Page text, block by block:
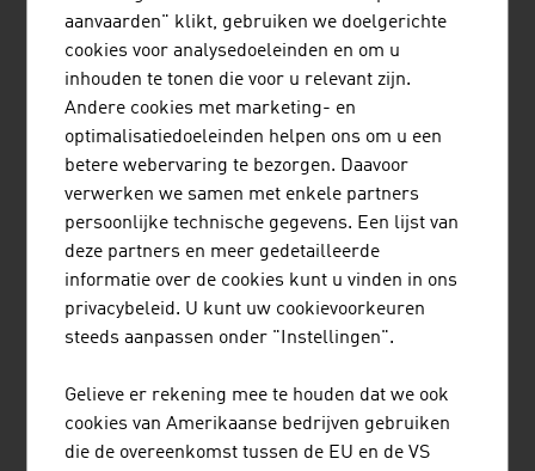
Bron: innovatieve energietechnologieën in Oostenrijk.
Marktontwikkeling 2024. Federaal Ministerie voor
Innovatie, Mobiliteit en Infrastructuur
Branche warmtepompen in 2024
Fulltime arbeidsplaatsen
Totale omzet
miljoen. Euro
Aandeel in de export
Behaalde CO2-besparing in
Oostenrijk door het
inzetten van warmtepompen
1.257.000 ton
aanvaarden" klikt, gebruiken we doelgerichte
cookies voor analysedoeleinden en om u
inhouden te tonen die voor u relevant zijn.
Andere cookies met marketing- en
optimalisatiedoeleinden helpen ons om u een
betere webervaring te bezorgen. Daavoor
verwerken we samen met enkele partners
persoonlijke technische gegevens. Een lijst van
deze partners en meer gedetailleerde
informatie over de cookies kunt u vinden in ons
privacybeleid. U kunt uw cookievoorkeuren
steeds aanpassen onder "Instellingen".
Gelieve er rekening mee te houden dat we ook
cookies van Amerikaanse bedrijven gebruiken
die de overeenkomst tussen de EU en de VS